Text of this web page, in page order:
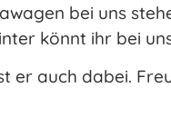
bei uns
könnt ihr bei
er auch dabei.